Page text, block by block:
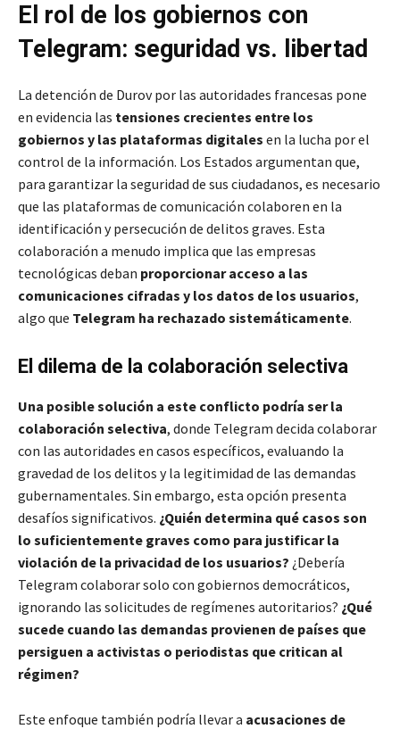
El rol de los gobiernos con
Telegram: seguridad vs. libertad
La detención de Durov por las autoridades francesas pone
en evidencia las tensiones crecientes entre los
gobiernos y las plataformas digitales en la lucha por el
control de la información. Los Estados argumentan que,
para garantizar la seguridad de sus ciudadanos, es necesario
que las plataformas de comunicación colaboren en la
identificación y persecución de delitos graves. Esta
colaboración a menudo implica que las empresas
tecnológicas deban proporcionar acceso a las
comunicaciones cifradas y los datos de los usuarios,
algo que Telegram ha rechazado sistemáticamente.
El dilema de la colaboración selectiva
Una posible solución a este conflicto podría ser la
colaboración selectiva, donde Telegram decida colaborar
con las autoridades en casos específicos, evaluando la
gravedad de los delitos y la legitimidad de las demandas
gubernamentales. Sin embargo, esta opción presenta
desafíos significativos. ¿Quién determina qué casos son
lo suficientemente graves como para justificar la
violación de la privacidad de los usuarios? ¿Debería
Telegram colaborar solo con gobiernos democráticos,
ignorando las solicitudes de regímenes autoritarios? ¿Qué
sucede cuando las demandas provienen de países que
persiguen a activistas o periodistas que critican al
régimen?
Este enfoque también podría llevar a acusaciones de